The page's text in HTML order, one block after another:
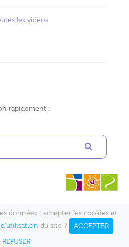
les vidéos
rapidement :
charleville.com| Plan du site
EDUCAPE#NF2026
données : accepter les cookies et
du site ?
ACCEPTER
REFUSER